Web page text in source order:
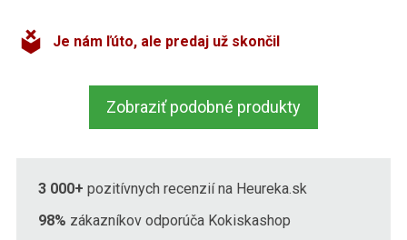
Je nám ľúto, ale predaj už skončil
Zobraziť podobné produkty
3 000+ pozitívnych recenzií na Heureka.sk
98% zákazníkov odporúča Kokiskashop